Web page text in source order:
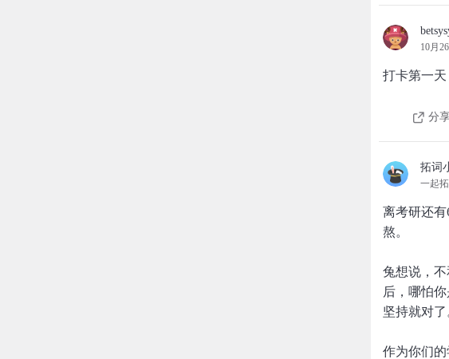
10月
打卡第一天
分
拓词
一起
离考研还
熬。
兔想说，
后，哪怕
坚持就对了
作为你们